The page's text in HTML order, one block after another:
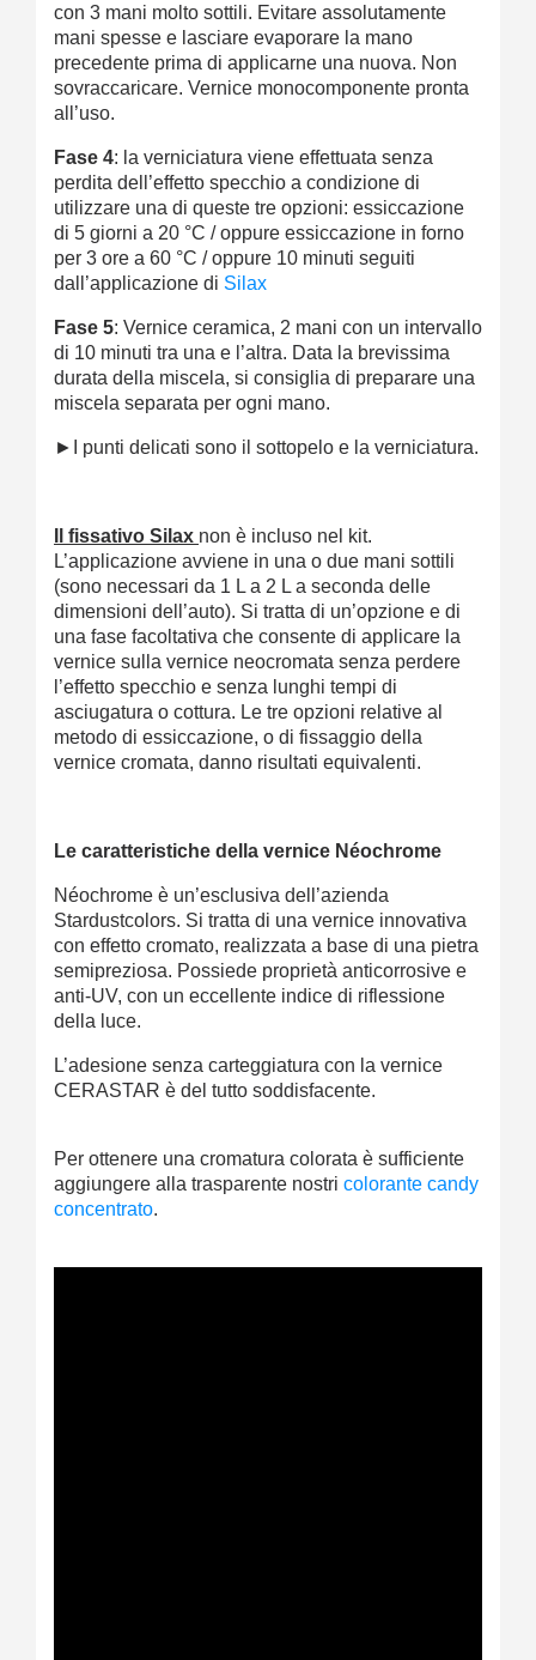
con 3 mani molto sottili. Evitare assolutamente
mani spesse e lasciare evaporare la mano
precedente prima di applicarne una nuova. Non
sovraccaricare. Vernice monocomponente pronta
all’uso.
Fase 4: la verniciatura viene effettuata senza
perdita dell’effetto specchio a condizione di
utilizzare una di queste tre opzioni: essiccazione
di 5 giorni a 20 °C / oppure essiccazione in forno
per 3 ore a 60 °C / oppure 10 minuti seguiti
dall’applicazione di Silax
Fase 5: Vernice ceramica, 2 mani con un intervallo
di 10 minuti tra una e l’altra. Data la brevissima
durata della miscela, si consiglia di preparare una
miscela separata per ogni mano.
►I punti delicati sono il sottopelo e la verniciatura.
Il fissativo Silax non è incluso nel kit.
L’applicazione avviene in una o due mani sottili
(sono necessari da 1 L a 2 L a seconda delle
dimensioni dell’auto). Si tratta di un’opzione e di
una fase facoltativa che consente di applicare la
vernice sulla vernice neocromata senza perdere
l’effetto specchio e senza lunghi tempi di
asciugatura o cottura. Le tre opzioni relative al
metodo di essiccazione, o di fissaggio della
vernice cromata, danno risultati equivalenti.
Le caratteristiche della vernice Néochrome
Néochrome è un’esclusiva dell’azienda
Stardustcolors. Si tratta di una vernice innovativa
con effetto cromato, realizzata a base di una pietra
semipreziosa. Possiede proprietà anticorrosive e
anti-UV, con un eccellente indice di riflessione
della luce.
L’adesione senza carteggiatura con la vernice
CERASTAR è del tutto soddisfacente.
Per ottenere una cromatura colorata è sufficiente
aggiungere alla trasparente nostri colorante candy
concentrato.